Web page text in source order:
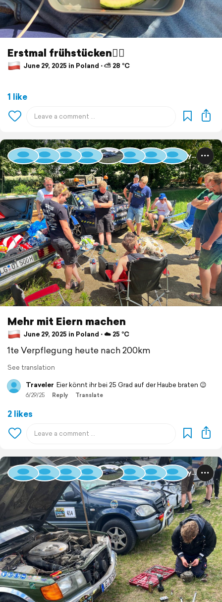
Erstmal frühstücken☝🏼
June 29, 2025 in Poland ⋅ ⛅ 28 °C
1 like
Baltic Rally 2025
Mehr mit Eiern machen
June 29, 2025 in Poland ⋅ ☁️ 25 °C
1te Verpflegung heute nach 200km
See translation
Traveler Eier könnt ihr bei 25 Grad auf der Haube braten 😉
6/29/25 Reply Translate
2 likes
Baltic Rally 2025